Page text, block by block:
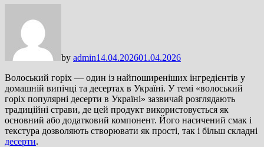
by admin14.04.202601.04.2026
Волоський горіх — один із найпоширеніших інгредієнтів у
домашній випічці та десертах в Україні. У темі «волоський
горіх популярні десерти в Україні» зазвичай розглядають
традиційні страви, де цей продукт використовується як
основний або додатковий компонент. Його насичений смак і
текстура дозволяють створювати як прості, так і більш складні
десерти.